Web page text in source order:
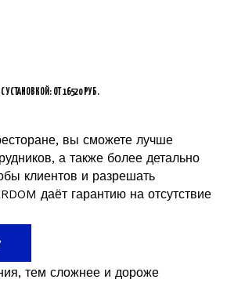
УСТАНОВКОЙ: ОТ 16520 РУБ.
вы сможете лучше
а также более детально
клиентов и разрешать
даёт гарантию на отсутствие
тем сложнее и дороже